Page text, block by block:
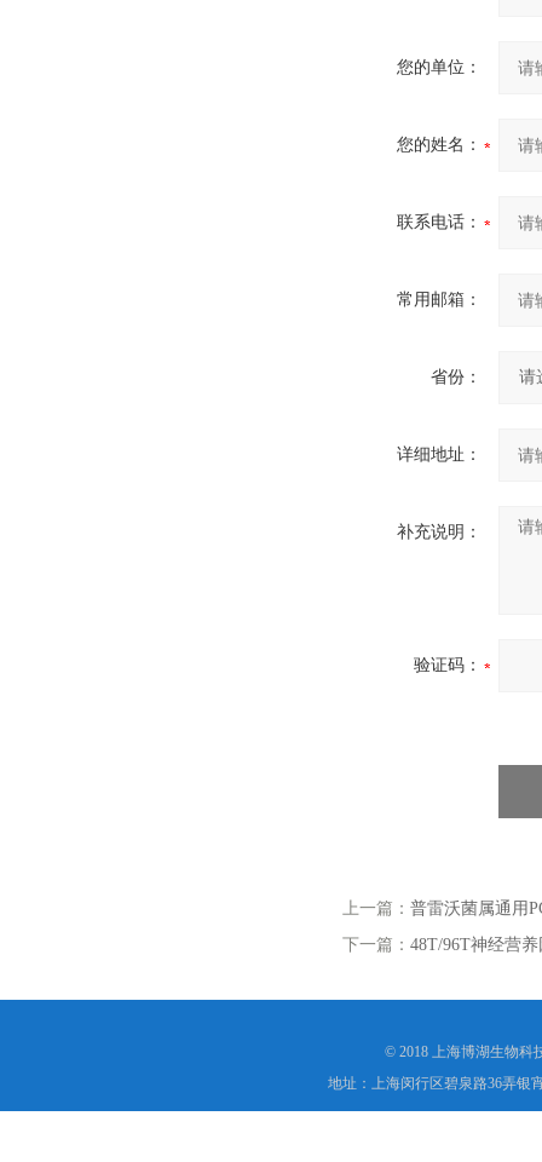
您的单位：
您的姓名：
联系电话：
常用邮箱：
省份：
详细地址：
补充说明：
验证码：
上一篇： 普雷沃菌属通用
下一篇： 48T/96T神经营
© 2018 上海博湖生物科
地址：上海闵行区碧泉路36弄银